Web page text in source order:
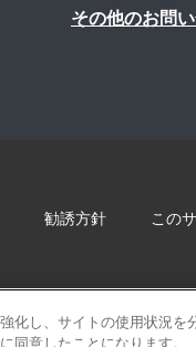
その他のお問
勧誘方針 この
化し、サイトの使用状況を
意したことになります。